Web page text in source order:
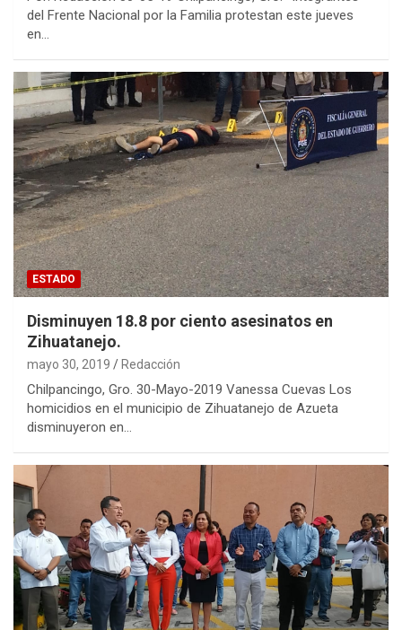
del Frente Nacional por la Familia protestan este jueves
en…
ESTADO
Disminuyen 18.8 por ciento asesinatos en
Zihuatanejo.
mayo 30, 2019 Redacción
Chilpancingo, Gro. 30-Mayo-2019 Vanessa Cuevas Los
homicidios en el municipio de Zihuatanejo de Azueta
disminuyeron en…